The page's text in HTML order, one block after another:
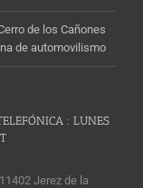
de los Cañones
de automovilismo
: LUNES
Jerez de la